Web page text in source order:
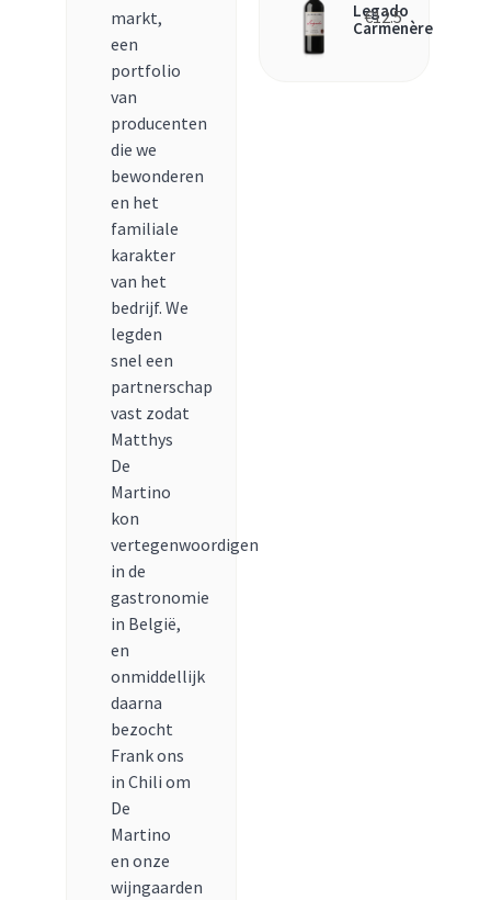
markt,
een
portfolio
van
producenten
die we
bewonderen
en het
familiale
karakter
van het
bedrijf. We
legden
snel een
partnerschap
vast zodat
Matthys
De
Martino
kon
vertegenwoordigen
in de
gastronomie
in België,
en
onmiddellijk
daarna
bezocht
Frank ons
in Chili om
De
Martino
en onze
wijngaarden
Legado
Carmenère
€12.5